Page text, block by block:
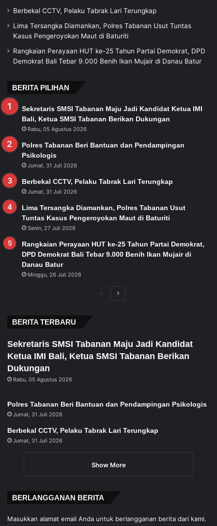
Berbekal CCTV, Pelaku Tabrak Lari Terungkap
Lima Tersangka Diamankan, Polres Tabanan Usut Tuntas
Kasus Pengeroyokan Maut di Baturiti
Rangkaian Perayaan HUT ke-25 Tahun Partai Demokrat, DPD
Demokrat Bali Tebar 9.000 Benih Ikan Mujair di Danau Batur
BERITA PILIHAN
Sekretaris SMSI Tabanan Maju Jadi Kandidat Ketua IMI
Bali, Ketua SMSI Tabanan Berikan Dukungan
Rabu, 05 Agustus 2026
Polres Tabanan Beri Bantuan dan Pendampingan
Psikologis
Jumat, 31 Juli 2026
Berbekal CCTV, Pelaku Tabrak Lari Terungkap
Jumat, 31 Juli 2026
Lima Tersangka Diamankan, Polres Tabanan Usut
Tuntas Kasus Pengeroyokan Maut di Baturiti
Senin, 27 Juli 2026
Rangkaian Perayaan HUT ke-25 Tahun Partai Demokrat,
DPD Demokrat Bali Tebar 9.000 Benih Ikan Mujair di
Danau Batur
Minggu, 26 Juli 2026
PreviousNext
BERITA TERBARU
Sekretaris SMSI Tabanan Maju Jadi Kandidat
Ketua IMI Bali, Ketua SMSI Tabanan Berikan
Dukungan
Rabu, 05 Agustus 2026
Polres Tabanan Beri Bantuan dan Pendampingan Psikologis
Jumat, 31 Juli 2026
Berbekal CCTV, Pelaku Tabrak Lari Terungkap
Jumat, 31 Juli 2026
Show More
BERLANGGANAN BERITA
Masukkan alamat email Anda untuk berlangganan berita dari kami.